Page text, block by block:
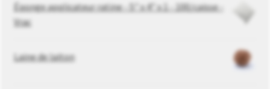
Éponge applicateur ratine - 5" x 4" x 1 - 100/caisse -
Vrac
Laine de laiton